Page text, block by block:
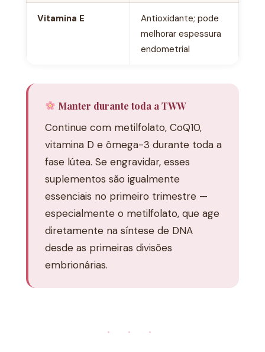
Vitamina E
Antioxidante; pode
melhorar espessura
endometrial
Manter durante toda a TWW
Continue com metilfolato, CoQ10,
vitamina D e ômega-3 durante toda a
fase lútea. Se engravidar, esses
suplementos são igualmente
essenciais no primeiro trimestre —
especialmente o metilfolato, que age
diretamente na síntese de DNA
desde as primeiras divisões
embrionárias.
· · ·